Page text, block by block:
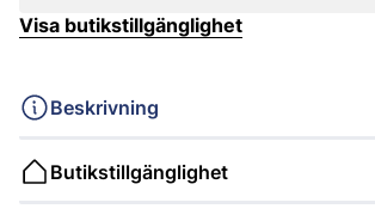
Visa butikstillgänglighet
Beskrivning
Butikstillgänglighet